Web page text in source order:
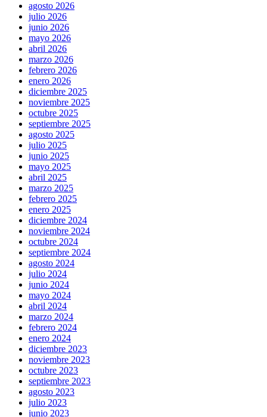
agosto 2026
julio 2026
junio 2026
mayo 2026
abril 2026
marzo 2026
febrero 2026
enero 2026
diciembre 2025
noviembre 2025
octubre 2025
septiembre 2025
agosto 2025
julio 2025
junio 2025
mayo 2025
abril 2025
marzo 2025
febrero 2025
enero 2025
diciembre 2024
noviembre 2024
octubre 2024
septiembre 2024
agosto 2024
julio 2024
junio 2024
mayo 2024
abril 2024
marzo 2024
febrero 2024
enero 2024
diciembre 2023
noviembre 2023
octubre 2023
septiembre 2023
agosto 2023
julio 2023
junio 2023